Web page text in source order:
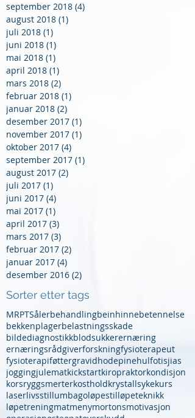
september 2018 (4)
august 2018 (1)
juli 2018 (1)
juni 2018 (1)
mai 2018 (1)
april 2018 (1)
mars 2018 (2)
februar 2018 (1)
januar 2018 (2)
desember 2017 (1)
november 2017 (1)
oktober 2017 (4)
september 2017 (1)
august 2017 (2)
juli 2017 (1)
juni 2017 (4)
mai 2017 (1)
april 2017 (3)
mars 2017 (3)
februar 2017 (2)
januar 2017 (4)
desember 2016 (2)
Sorter etter tags
MRPTSålerbehandlingbeinhinnebetennelse
bekkenplagerbelastningsskade
bildediagnostikkblodsukkerernæring
ernæringsrådgiverforskningfysioterapeut
fysioterapiføttergravidhodepinehulfotisjias
joggingjulematkickstartkiropraktorkondisjon
korsryggsmerterkostholdkrystallsykekurs
laserlivsstillumbagoløpestilløpeteknikk
løpetreningmatmenymortonsmotivasjon